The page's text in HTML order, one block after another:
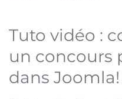
Tuto vidéo :
un concours
dans Joomla!